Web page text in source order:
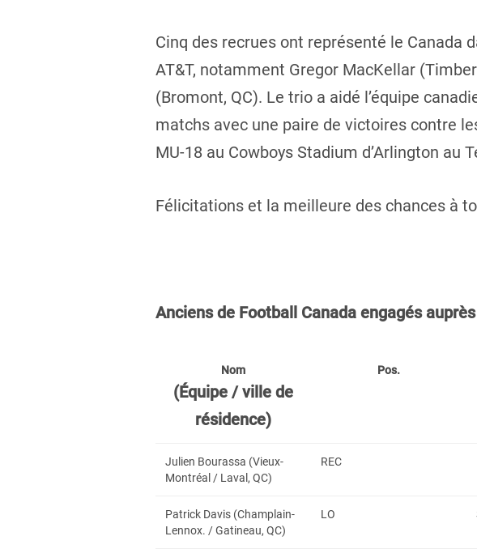
Cinq des recrues ont représenté le Canada
AT&T, notamment Gregor MacKellar
(Bromont, QC). Le trio a aidé l’équipe
matchs avec une paire de victoires contre
MU-18 au Cowboys Stadium d’Arlington au
Félicitations et la meilleure des chances à
Anciens de Football Canada engagés auprès
Nom
(Équipe / ville de
résidence)
Pos.
Julien Bourassa (Vieux-
Montréal / Laval, QC)
REC
Patrick Davis (Champlain-
Lennox. / Gatineau, QC)
LO